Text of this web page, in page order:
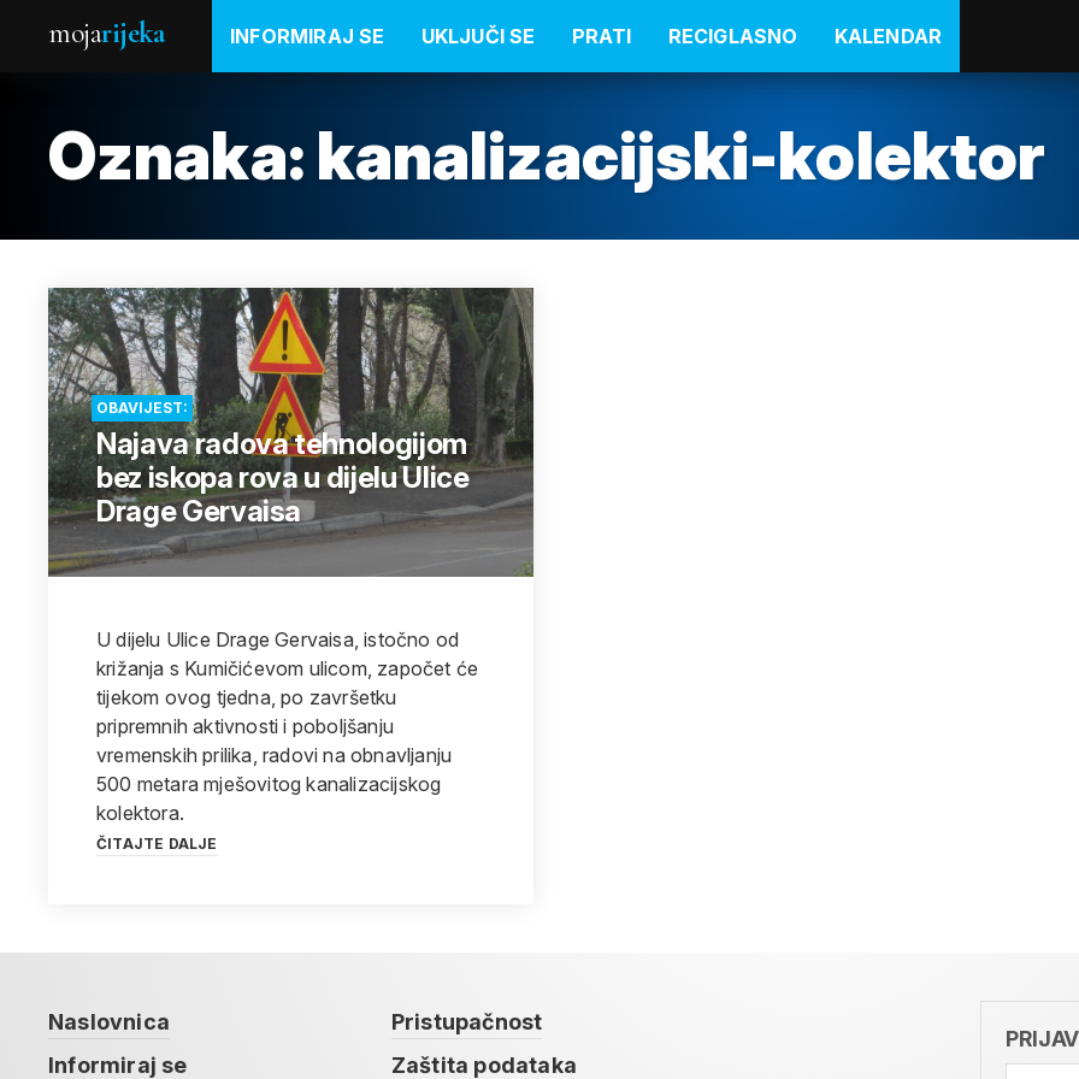
mojarijeka INFORMIRAJ SE UKLJUČI SE PRATI RECIGLASNO KALENDAR
Oznaka: kanalizacijski-kolektor
OBAVIJEST:
Najava radova tehnologijom
bez iskopa rova u dijelu Ulice
Drage Gervaisa
U dijelu Ulice Drage Gervaisa, istočno od
križanja s Kumičićevom ulicom, započet će
tijekom ovog tjedna, po završetku
pripremnih aktivnosti i poboljšanju
vremenskih prilika, radovi na obnavljanju
500 metara mješovitog kanalizacijskog
kolektora.
ČITAJTE DALJE
Naslovnica
Informiraj se
Pristupačnost
Zaštita podataka